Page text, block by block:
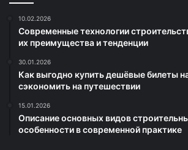
10.02.2026
Современные технологии
их преимущества и тенденции
30.01.2026
Как выгодно купить дешёвые билеты
сэкономить на путешествии
15.01.2026
Описание основных видов
особенности в современной практике